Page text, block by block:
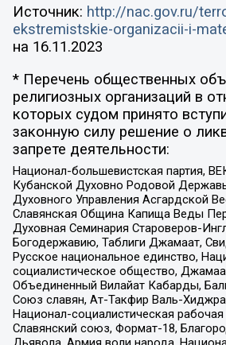
Источник: http://nac.gov.ru/
ekstremistskie-organizacii-i-
на 16.11.2023
* Перечень общественных
религиозных организаций в
которых судом принято
законную силу решение о
запрете деятельности:
Национал-большевистская партия,
Кубанской Духовно Родовой
Духовного Управления Асгардской
Славянская Община Капища Веды
Духовная Семинария Староверов-
Богодержавию, Таблиги Джамаат,
Русское национальное единство,
социалистическое общество,
Объединенный Вилайат Кабарды,
Союз славян, Ат-Такфир Валь-
Национал-социалистическая рабочая
Славянский союз, Формат-18,